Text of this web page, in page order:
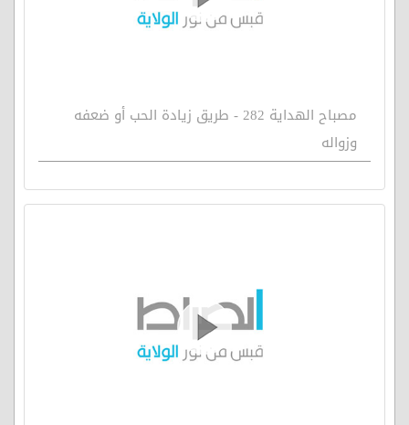
مصباح الهداية 282 - طريق زيادة الحب أو ضعفه
وزواله